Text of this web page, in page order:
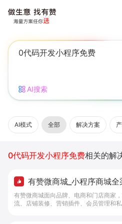
AI搜索
AI模式 全部 解决方案
0代码开发小程序免费相关的解
有赞微商城_小程序商城全
购工具 - 做生意, 找有赞
有赞微商城面向品牌、电商和门店商家
流、店铺装修、营销插件、会员管理和